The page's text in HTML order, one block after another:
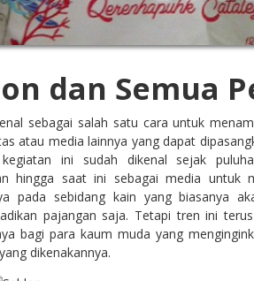
dan Semua
sebagai salah satu cara untuk
atau media lainnya yang dapat
ini sudah dikenal sejak
hingga saat ini sebagai media untuk
pada sebidang kain yang biasanya
pajangan saja. Tetapi tren ini
bagi para kaum muda yang
dikenakannya.